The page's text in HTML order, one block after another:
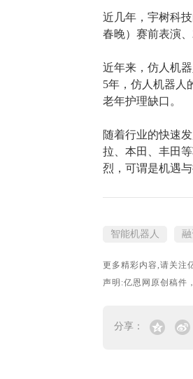
近几年，宇树科
春晚）赛前表演
近年来，仿人机
5年，仿人机器人
老年护理缺口。
随着行业的快速
拉、本田、丰田
烈，可谓是机遇与
智能机器人 融
更多精彩内容,请关注
声明:亿恩网原创稿件
分享：